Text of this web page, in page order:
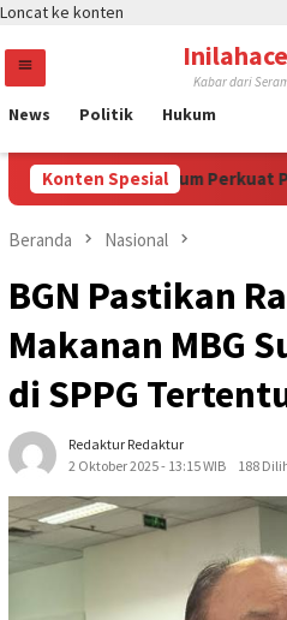
Loncat ke konten
Kabar dari
News Politik Hukum
Konten Spesial
Jadi Momentum Perkuat
Beranda Nasional
BGN Pastikan
Makanan MBG
di SPPG
Redaktur Redaktur
2 Oktober 2025 - 13:15 WIB
188